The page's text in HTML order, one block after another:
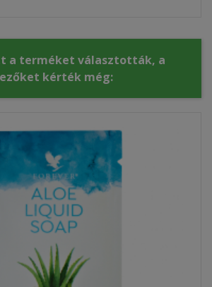
a terméket választották, a
kérték még: